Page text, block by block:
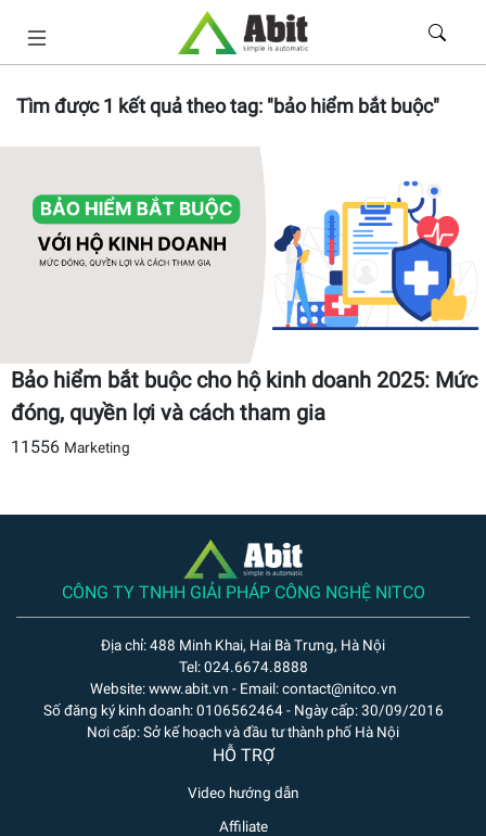
Tìm được1 kết quả theo tag: "bảo hiểm bắt buộc"
Bảo hiểm bắt buộc cho hộ kinh doanh 2025: Mức
đóng, quyền lợi và cách tham gia
11556 Marketing
CÔNG TY TNHH GIẢI PHÁP CÔNG NGHỆ NITCO
Địa chỉ: 488 Minh Khai, Hai Bà Trưng, Hà Nội
Tel: 024.6674.8888
Website: www.abit.vn - Email: contact@nitco.vn
Số đăng ký kinh doanh: 0106562464 - Ngày cấp: 30/09/2016
Nơi cấp: Sở kế hoạch và đầu tư thành phố Hà Nội
HỖ TRỢ
Video hướng dẫn
Affiliate